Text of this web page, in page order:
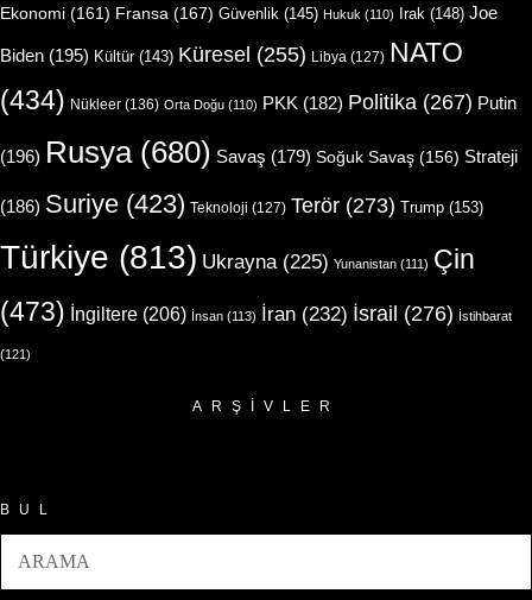
Ekonomi (161) Fransa (167) Güvenlik (145) Hukuk (110) Irak (148) Joe
Biden (195) Kültür(143) Küresel (255) Libya (127) NATO
(434) Nükleer (136) Orta Doğu (110) PKK (182) Politika (267) Putin
(196) Rusya(680) Savaş (179) Soğuk Savaş (156) Strateji
(186) Suriye (423) Teknoloji (127) Terör (273) Trump (153)
Türkiye (813) Ukrayna(225) Yunanistan (111) Çin
(473) İngiltere (206) İnsan (113) İran (232) İsrail (276) İstihbarat
(121)
ARŞIVLER
BUL